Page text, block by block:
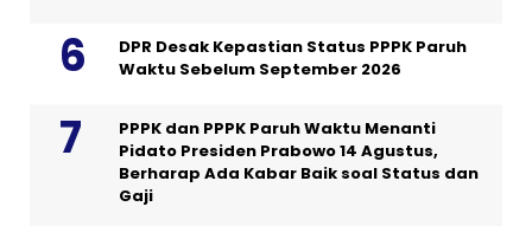
DPR Desak Kepastian Status PPPK Paruh
Waktu Sebelum September 2026
PPPK dan PPPK Paruh Waktu Menanti
Pidato Presiden Prabowo 14 Agustus,
Berharap Ada Kabar Baik soal Status dan
Gaji